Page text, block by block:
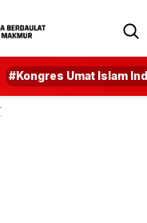
#Kongres Umat Islam